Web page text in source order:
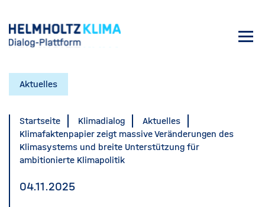
zum
Inhalt
Aktuelles
Startseite Klimadialog
Aktuelles
Klimafaktenpapier zeigt massive Veränderungen des
Klimasystems und breite Unterstützung für
ambitionierte Klimapolitik
04.11.2025